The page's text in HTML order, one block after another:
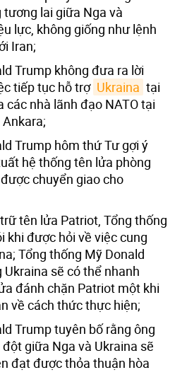
lai giữa Nga và
lực, không giống như lệnh
Iran;
Trump không đưa ra lời
tiếp tục hỗ trợ Ukraina tại
các nhà lãnh đạo NATO tại
Trump hôm thứ Tư gợi ý
hệ thống tên lửa phòng
chuyển giao cho
tên lửa Patriot, Tổng thống
khi được hỏi về việc cung
Tổng thống Mỹ Donald
sẽ có thể nhanh
đánh chặn Patriot một khi
về cách thức thực hiện;
Trump tuyên bố rằng ông
giữa Nga và Ukraina sẽ
đạt được thỏa thuận hòa